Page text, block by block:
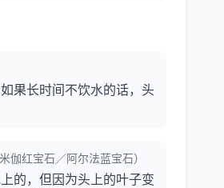
果长时间不饮水的话，头
伽红宝石／阿尔法蓝宝石）
的，但因为头上的叶子变